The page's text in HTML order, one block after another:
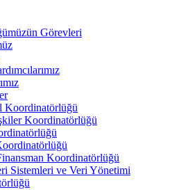
Görevleri
Koordinatörlüğü
Koordinatörlüğü
Koordinatörlüğü
Sistemleri ve Veri Yönetimi